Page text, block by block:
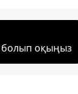
болып оқыңыз